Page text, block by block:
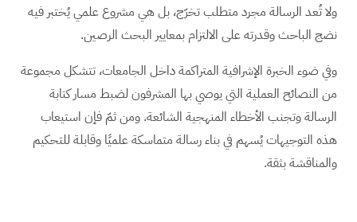
ولا تُعد الرسالة مجرد متطلب تخرّج، بل هي مشروع علمي يُختبر فيه
نضج الباحث وقدرته على الالتزام بمعايير البحث الرصين.
وفي ضوء الخبرة الإشرافية المتراكمة داخل الجامعات، تتشكل مجموعة
من النصائح العملية التي يوصي بها المشرفون لضبط مسار كتابة
الرسالة وتجنب الأخطاء المنهجية الشائعة. ومن ثمّ فإن استيعاب
هذه التوجيهات يُسهم في بناء رسالة متماسكة علميًا وقابلة للتحكيم
والمناقشة بثقة.